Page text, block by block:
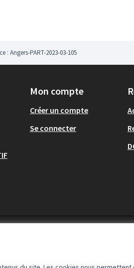
: Angers-PART-2023-03-105
Mon compte
Créer un compte
Se connecter